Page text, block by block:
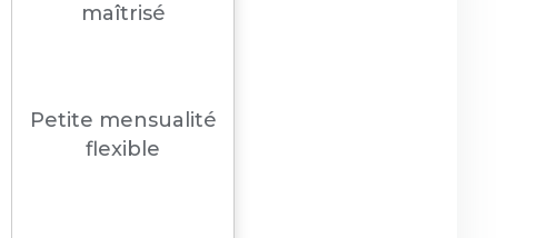
maîtrisé
Petite mensualité
flexible